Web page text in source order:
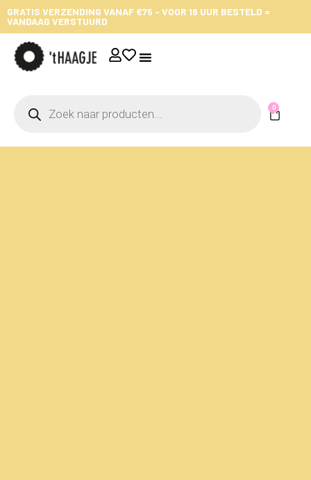
GRATIS VERZENDING VANAF €75 - VOOR 16 UUR BESTELD =
VANDAAG VERSTUURD
0